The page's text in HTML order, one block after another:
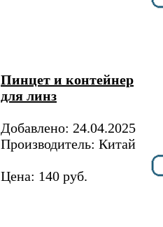
Пинцет и контейнер
для линз
Добавлено: 24.04.2025
Производитель: Китай
Цена: 140 руб.